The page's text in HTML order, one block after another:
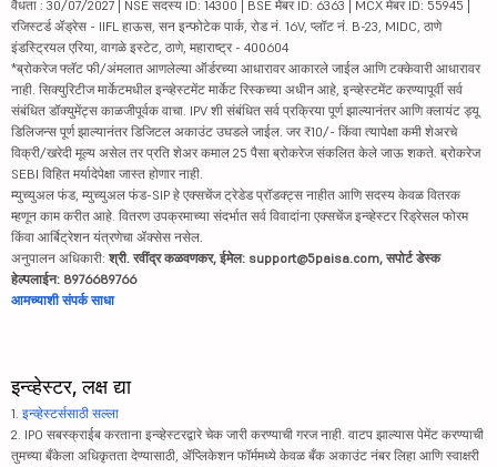
वैधता : 30/07/2027 | NSE सदस्य ID: 14300 | BSE मेंबर ID: 6363 | MCX मेंबर ID: 55945 |
रजिस्टर्ड ॲड्रेस - IIFL हाऊस, सन इन्फोटेक पार्क, रोड नं. 16V, प्लॉट नं. B-23, MIDC, ठाणे
इंडस्ट्रियल एरिया, वागळे इस्टेट, ठाणे, महाराष्ट्र - 400604
*ब्रोकरेज फ्लॅट फी/अंमलात आणलेल्या ऑर्डरच्या आधारावर आकारले जाईल आणि टक्केवारी आधारावर
नाही. सिक्युरिटीज मार्केटमधील इन्व्हेस्टमेंट मार्केट रिस्कच्या अधीन आहे, इन्व्हेस्टमेंट करण्यापूर्वी सर्व
संबंधित डॉक्युमेंट्स काळजीपूर्वक वाचा. IPV शी संबंधित सर्व प्रक्रिया पूर्ण झाल्यानंतर आणि क्लायंट ड्यू
डिलिजन्स पूर्ण झाल्यानंतर डिजिटल अकाउंट उघडले जाईल. जर ₹10/- किंवा त्यापेक्षा कमी शेअरचे
विक्री/खरेदी मूल्य असेल तर प्रति शेअर कमाल 25 पैसा ब्रोकरेज संकलित केले जाऊ शकते. ब्रोकरेज
SEBI विहित मर्यादेपेक्षा जास्त होणार नाही.
म्युच्युअल फंड, म्युच्युअल फंड-SIP हे एक्सचेंज ट्रेडेड प्रॉडक्ट्स नाहीत आणि सदस्य केवळ वितरक
म्हणून काम करीत आहे. वितरण उपक्रमाच्या संदर्भात सर्व विवादांना एक्सचेंज इन्व्हेस्टर रिड्रेसल फोरम
किंवा आर्बिट्रेशन यंत्रणेचा ॲक्सेस नसेल.
अनुपालन अधिकारी: श्री. रवींद्र कळवणकर, ईमेल: support@5paisa.com, सपोर्ट डेस्क
हेल्पलाईन: 8976689766
आमच्याशी संपर्क साधा
इन्व्हेस्टर, लक्ष द्या
1. इन्व्हेस्टर्ससाठी सल्ला
2. IPO सबस्क्राईब करताना इन्व्हेस्टरद्वारे चेक जारी करण्याची गरज नाही. वाटप झाल्यास पेमेंट करण्याची
तुमच्या बँकेला अधिकृतता देण्यासाठी, ॲप्लिकेशन फॉर्ममध्ये केवळ बँक अकाउंट नंबर लिहा आणि स्वाक्षरी